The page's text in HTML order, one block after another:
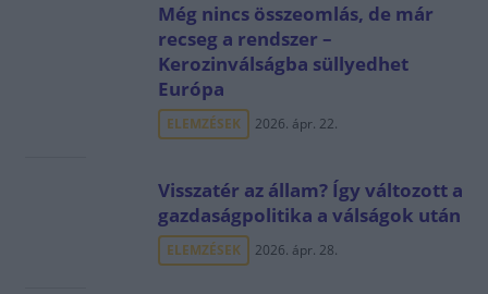
Még nincs összeomlás, de már
recseg a rendszer –
Kerozinválságba süllyedhet
Európa
ELEMZÉSEK 2026. ápr. 22.
Visszatér az állam? Így változott a
gazdaságpolitika a válságok után
ELEMZÉSEK 2026. ápr. 28.